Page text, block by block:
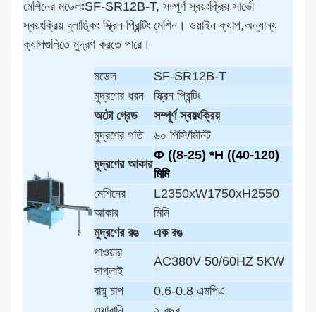
মেশিনের মডেলঃSF-SR12B-T, সম্পূর্ণ স্বয়ংক্রিয় সার্ভো
স্বয়ংক্রিয় ব্লাঙ্কিং স্ক্রিন প্রিন্টিং মেশিন। ওয়াইন ক্যাপ,অন্যান্য
ক্যাপগুলিতে মুদ্রণ করতে পারে।
মডেল
SF-SR12B-T
মুদ্রণের ধরন
স্ক্রিন প্রিন্টিং
অটো গ্রেড
সম্পূর্ণ স্বয়ংক্রিয়
মুদ্রণের গতি
৬০ পিসি/মিনিট
মুদ্রণের আকার
Φ ((8-25) *H ((40-120)
মিমি
মেশিনের
আকার
L2350xW1750xH2550
মিমি
মুদ্রণের রঙ
এক রঙ
পাওয়ার
সাপ্লাই
AC380V 50/60HZ 5KW
বায়ু চাপ
0.6-0.8 এমপিএ